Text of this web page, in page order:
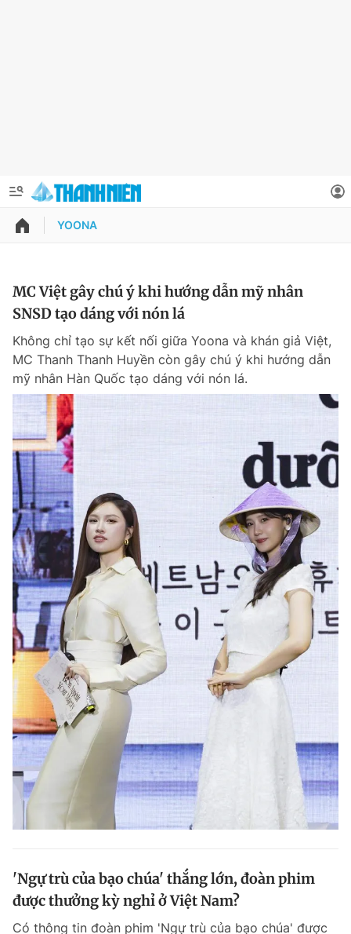
QUẢNG CÁO
Chuyên mục khác
Chào ngày mới
Tin thị trường
Video Magazine
Sản phẩm khác
Tiện ích Bạn cần biết
Thông tin tòa soạn Liên hệ quảng cáo
Đọc Thanh Niên trên điện thoại
Hotline Liên hệ quảng cáo
Thông tin tài khoản
Đổi mật khẩu
Tin đã lưu
Tin đã xem
Đăng xuất
YOONA
MC Việt gây chú ý khi hướng dẫn mỹ nhân
SNSD tạo dáng với nón lá
Không chỉ tạo sự kết nối giữa Yoona và khán giả Việt,
MC Thanh Thanh Huyền còn gây chú ý khi hướng dẫn
mỹ nhân Hàn Quốc tạo dáng với nón lá.
'Ngự trù của bạo chúa' thắng lớn, đoàn phim
được thưởng kỳ nghỉ ở Việt Nam?
Có thông tin đoàn phim 'Ngự trù của bạo chúa' được